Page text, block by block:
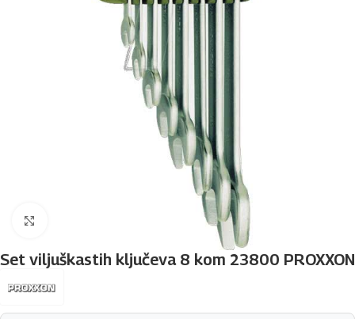
Set viljuškastih ključeva 8 kom 23800 PROXXON